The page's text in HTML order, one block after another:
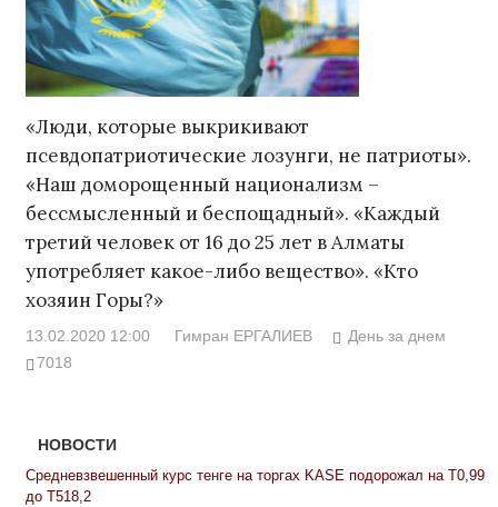
«Люди, которые выкрикивают
псевдопатриотические лозунги, не патриоты».
«Наш доморощенный национализм –
бессмысленный и беспощадный». «Каждый
третий человек от 16 до 25 лет в Алматы
употребляет какое-либо вещество». «Кто
хозяин Горы?»
13.02.2020 12:00 Гимран ЕРГАЛИЕВ
День за днем
7018
НОВОСТИ
Средневзвешенный курс тенге на торгах KASE подорожал на Т0,99
до Т518,2